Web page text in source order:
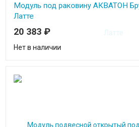
Модуль под раковину АКВАТОН
Латте
20 383 ₽
Нет в наличии